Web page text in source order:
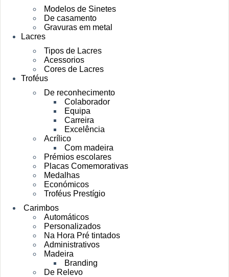
Modelos de Sinetes
De casamento
Gravuras em metal
Lacres
Tipos de Lacres
Acessorios
Cores de Lacres
Troféus
De reconhecimento
Colaborador
Equipa
Carreira
Excelência
Acrílico
Com madeira
Prémios escolares
Placas Comemorativas
Medalhas
Económicos
Troféus Prestígio
Carimbos
Automáticos
Personalizados
Na Hora Pré tintados
Administrativos
Madeira
Branding
De Relevo